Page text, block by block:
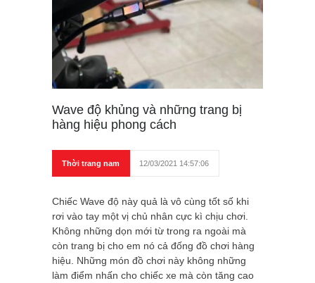
Wave độ khủng và những trang bị
hàng hiệu phong cách
Thời trang nam 12/03/2021 14:57:06
Chiếc Wave độ này quả là vô cùng tốt số khi
rơi vào tay một vị chủ nhân cực kì chịu chơi.
Không những dọn mới từ trong ra ngoài mà
còn trang bị cho em nó cả đống đồ chơi hàng
hiệu. Những món đồ chơi này không những
làm điểm nhấn cho chiếc xe mà còn tăng cao